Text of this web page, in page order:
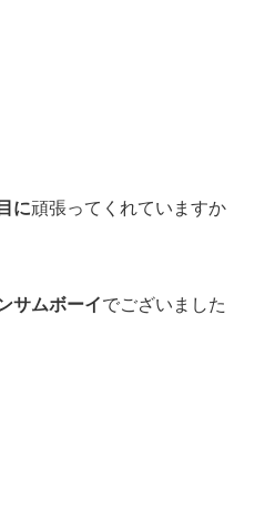
に頑張ってくれていますか
サムボーイでございました